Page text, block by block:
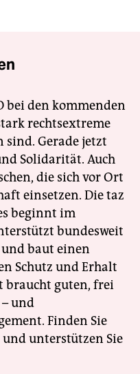
bei den kommenden
rechtsextreme
sind. Gerade jetzt
Solidarität. Auch
die sich vor Ort
einsetzen. Die taz
beginnt im
bundesweit
baut einen
Schutz und Erhalt
braucht guten, frei
und
Finden Sie
und unterstützen Sie